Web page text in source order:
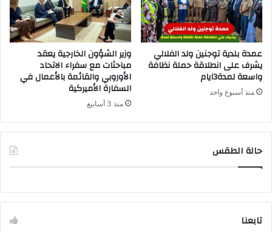
عمدة بلدية توجنين ولد الفلالي
يشرف على انطلاقة حملة نظافة
واسعة لمدة3ايام
منذ أسبوع واحد
وزير الشؤون الخارجية يعقد
مباحثات مع سفراء الاتحاد
الأوروبي والقائمة بالأعمال في
السفارة الأميركية
منذ 3 أسابيع
حالة الطقس
تابعنا